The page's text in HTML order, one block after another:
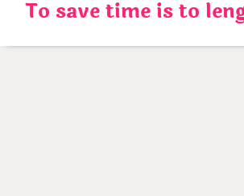
content
To save time is to